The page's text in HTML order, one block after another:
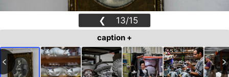
❮
13/15
❯
caption +